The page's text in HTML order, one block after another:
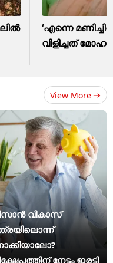
‘എന്നെ
വിളിച്ചത്
View More
വികാസ്
നേട്ടം ഇരട്ടി